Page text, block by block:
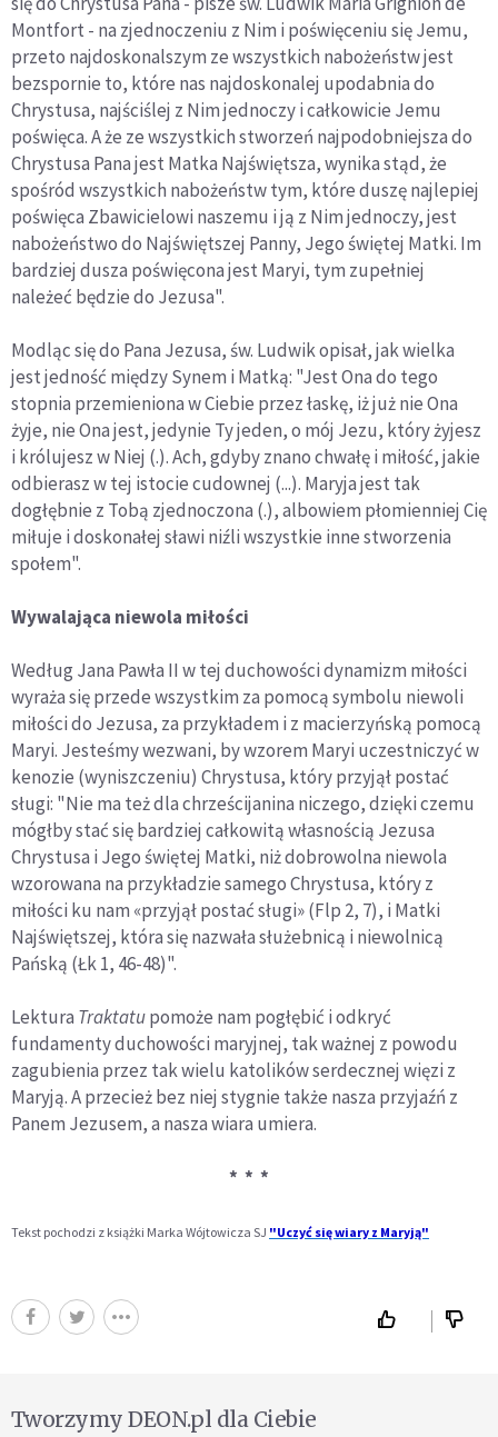
Montfort - na zjednoczeniu z Nim i poświęceniu się Jemu,
przeto najdoskonalszym ze wszystkich nabożeństw jest
bezspornie to, które nas najdoskonalej upodabnia do
Chrystusa, najściślej z Nim jednoczy i całkowicie Jemu
poświęca. A że ze wszystkich stworzeń najpodobniejsza do
Chrystusa Pana jest Matka Najświętsza, wynika stąd, że
spośród wszystkich nabożeństw tym, które duszę najlepiej
poświęca Zbawicielowi naszemu i ją z Nim jednoczy, jest
nabożeństwo do Najświętszej Panny, Jego świętej Matki. Im
bardziej dusza poświęcona jest Maryi, tym zupełniej
należeć będzie do Jezusa".
Modląc się do Pana Jezusa, św. Ludwik opisał, jak wielka
jest jedność między Synem i Matką: "Jest Ona do tego
stopnia przemieniona w Ciebie przez łaskę, iż już nie Ona
żyje, nie Ona jest, jedynie Ty jeden, o mój Jezu, który żyjesz
i królujesz w Niej (.). Ach, gdyby znano chwałę i miłość, jakie
odbierasz w tej istocie cudownej (...). Maryja jest tak
dogłębnie z Tobą zjednoczona (.), albowiem płomienniej Cię
miłuje i doskonałej sławi niźli wszystkie inne stworzenia
społem".
Wywalająca niewola miłości
Według Jana Pawła II w tej duchowości dynamizm miłości
wyraża się przede wszystkim za pomocą symbolu niewoli
miłości do Jezusa, za przykładem i z macierzyńską pomocą
Maryi. Jesteśmy wezwani, by wzorem Maryi uczestniczyć w
kenozie (wyniszczeniu) Chrystusa, który przyjął postać
sługi: "Nie ma też dla chrześcijanina niczego, dzięki czemu
mógłby stać się bardziej całkowitą własnością Jezusa
Chrystusa i Jego świętej Matki, niż dobrowolna niewola
wzorowana na przykładzie samego Chrystusa, który z
miłości ku nam «przyjął postać sługi» (Flp 2, 7), i Matki
Najświętszej, która się nazwała służebnicą i niewolnicą
Pańską (Łk 1, 46-48)".
Lektura Traktatupomoże nam pogłębić i odkryć
fundamenty duchowości maryjnej, tak ważnej z powodu
zagubienia przez tak wielu katolików serdecznej więzi z
Maryją. A przecież bez niej stygnie także nasza przyjaźń z
Panem Jezusem, a nasza wiara umiera.
* * *
Tekst pochodzi z książki Marka Wójtowicza SJ "Uczyć się wiary z Maryją"
Tworzymy DEON.pl dla Ciebie